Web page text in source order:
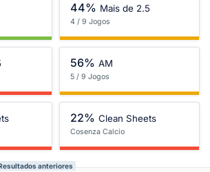
44% Mais de 2.5
4 / 9 Jogos
56% AM
5 / 9 Jogos
22% Clean Sheets
Cosenza Calcio
anteriores